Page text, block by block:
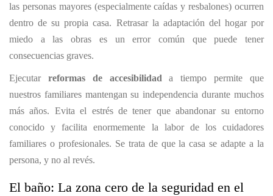
las personas mayores (especialmente caídas y resbalones) ocurren
dentro de su propia casa. Retrasar la adaptación del hogar por
miedo a las obras es un error común que puede tener
consecuencias graves.
Ejecutar reformas de accesibilidad a tiempo permite que
nuestros familiares mantengan su independencia durante muchos
más años. Evita el estrés de tener que abandonar su entorno
conocido y facilita enormemente la labor de los cuidadores
familiares o profesionales. Se trata de que la casa se adapte a la
persona, y no al revés.
El baño: La zona cero de la seguridad en el